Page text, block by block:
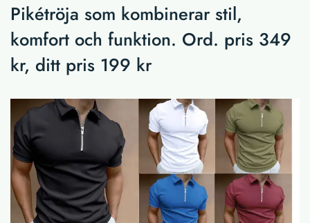
Pikétröja som kombinerar stil,
komfort och funktion. Ord. pris 349
kr, ditt pris 199 kr